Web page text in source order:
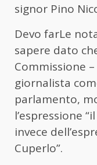
signor Pino
Devo farLe
sapere dato
Commissione
giornalista
parlamento,
l’espressione
invece
Cuperlo”.